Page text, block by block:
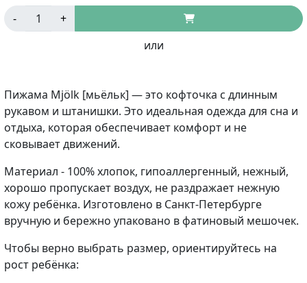
-
+
или
Пижама Mjölk [мьёльк] — это кофточка с длинным
рукавом и штанишки. Это идеальная одежда для сна и
отдыха, которая обеспечивает комфорт и не
сковывает движений.
Материал - 100% хлопок, гипоаллергенный, нежный,
хорошо пропускает воздух, не раздражает нежную
кожу ребёнка. Изготовлено в Санкт-Петербурге
вручную и бережно упаковано в фатиновый мешочек.
Чтобы верно выбрать размер, ориентируйтесь на
рост ребёнка: